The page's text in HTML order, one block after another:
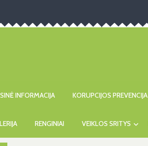
INFORMACIJA KORUPCIJOS PREVENCIJA
RENGINIAI VEIKLOS SRITYS